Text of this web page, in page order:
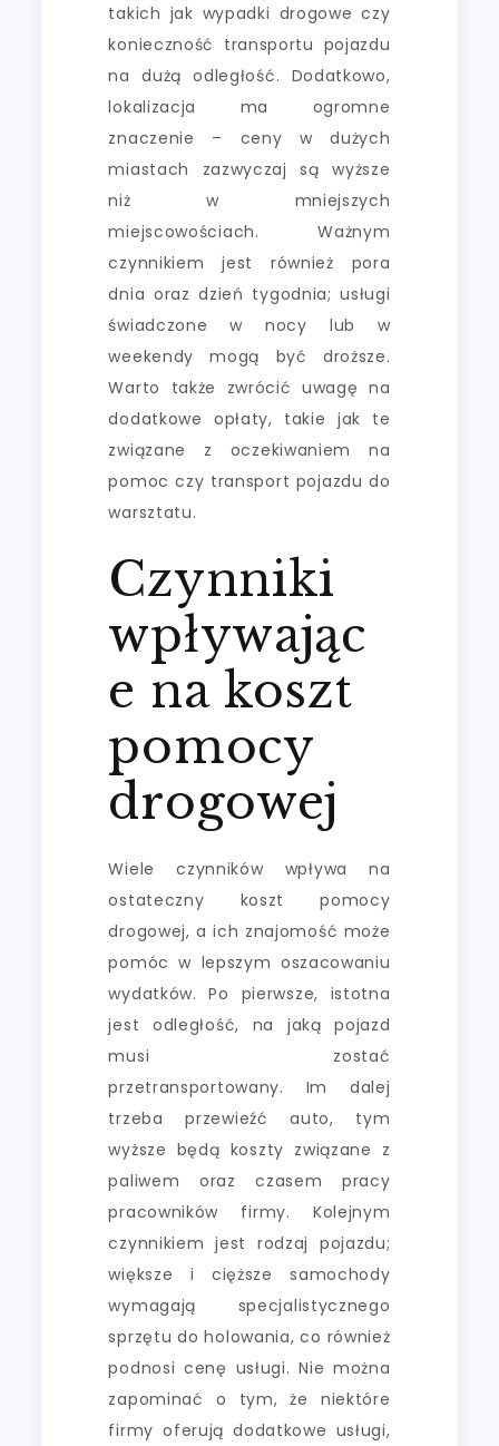
takich jak wypadki drogowe czy
konieczność transportu pojazdu
na dużą odległość. Dodatkowo,
lokalizacja ma ogromne
znaczenie – ceny w dużych
miastach zazwyczaj są wyższe
niż w mniejszych
miejscowościach. Ważnym
czynnikiem jest również pora
dnia oraz dzień tygodnia; usługi
świadczone w nocy lub w
weekendy mogą być droższe.
Warto także zwrócić uwagę na
dodatkowe opłaty, takie jak te
związane z oczekiwaniem na
pomoc czy transport pojazdu do
warsztatu.
Czynniki
wpływając
e na koszt
pomocy
drogowej
Wiele czynników wpływa na
ostateczny koszt pomocy
drogowej, a ich znajomość może
pomóc w lepszym oszacowaniu
wydatków. Po pierwsze, istotna
jest odległość, na jaką pojazd
musi zostać
przetransportowany. Im dalej
trzeba przewieźć auto, tym
wyższe będą koszty związane z
paliwem oraz czasem pracy
pracowników firmy. Kolejnym
czynnikiem jest rodzaj pojazdu;
większe i cięższe samochody
wymagają specjalistycznego
sprzętu do holowania, co również
podnosi cenę usługi. Nie można
zapominać o tym, że niektóre
firmy oferują dodatkowe usługi,